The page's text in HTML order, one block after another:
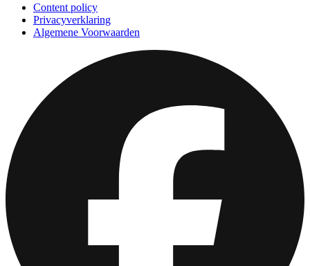
Content policy
Privacyverklaring
Algemene Voorwaarden